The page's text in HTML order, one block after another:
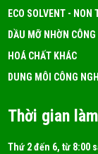
ECO SOLVENT - NON
DẦU MỠ NHỜN
HOÁ CHẤT KHÁC
DUNG MÔI CÔNG
Thời gian
Thứ 2 đến 6, từ 8:00